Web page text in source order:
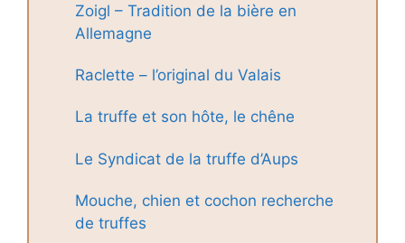
Zoigl – Tradition de la bière en
Allemagne
Raclette – l’original du Valais
La truffe et son hôte, le chêne
Le Syndicat de la truffe d’Aups
Mouche, chien et cochon recherche
de truffes